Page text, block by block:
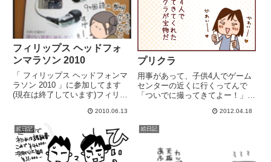
フィリップス ヘッドフォ
ンマラソン 2010
「 フィリップス ヘッドフォンマ
ラソン 2010 」に参加してます
(現在は終了しています)フィリッ
フォンをレビューする "ヘッドフ
ォンマラソン"----------------------------
----...
2010.06.13
プリクラ
用事があって、子供4人でゲーム
センターの近くに行くってんで
「ついでに撮ってきてよー！」っ
ラって「可愛く見せる」加工がす
ごいのね加工技術がすごすぎて、
男子も女子に見えるwwwwwいま
2012.04.18
絵日記 絵日記